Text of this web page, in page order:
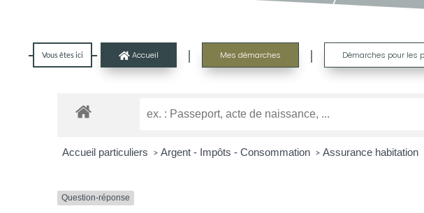
Vous êtes ici  Accueil | Mes démarches | Démarches pour les
Accueil particuliers > Argent - Impôts - Consommation > Assurance habitation
Question-réponse